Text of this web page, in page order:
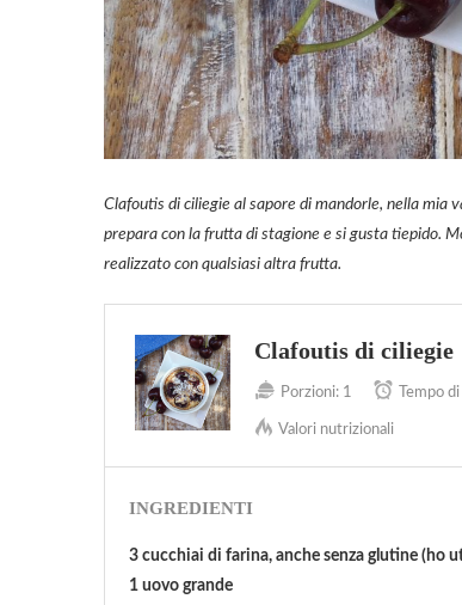
Clafoutis di ciliegie al sapore di mandorle, nella mia
prepara con la frutta di stagione e si gusta tiepido.
realizzato con qualsiasi altra frutta.
Clafoutis di ciliegie
Porzioni: 1 Tempo
Valori nutrizionali
INGREDIENTI
3 cucchiai di farina, anche senza glutine (ho
1 uovo grande